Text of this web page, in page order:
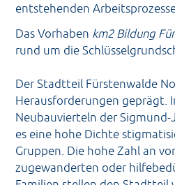
entstehenden
Das Vorhaben km2 Bildung
rund um die
Der Stadtteil Fürstenwalde
Herausforderungen geprägt.
Neubauvierteln der
es eine hohe Dichte
Gruppen. Die hohe Zahl an
zugewanderten oder